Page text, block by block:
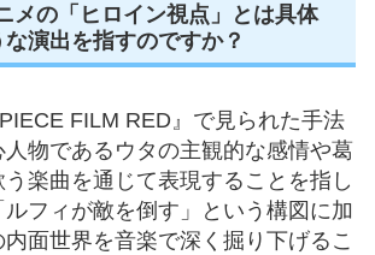
メの「ヒロイン視点」とは具体
演出を指すのですか？
FILM RED』で見られた手法
物であるウタの主観的な感情や葛
楽曲を通じて表現することを指し
ルフィが敵を倒す」という構図に加
内面世界を音楽で深く掘り下げるこ